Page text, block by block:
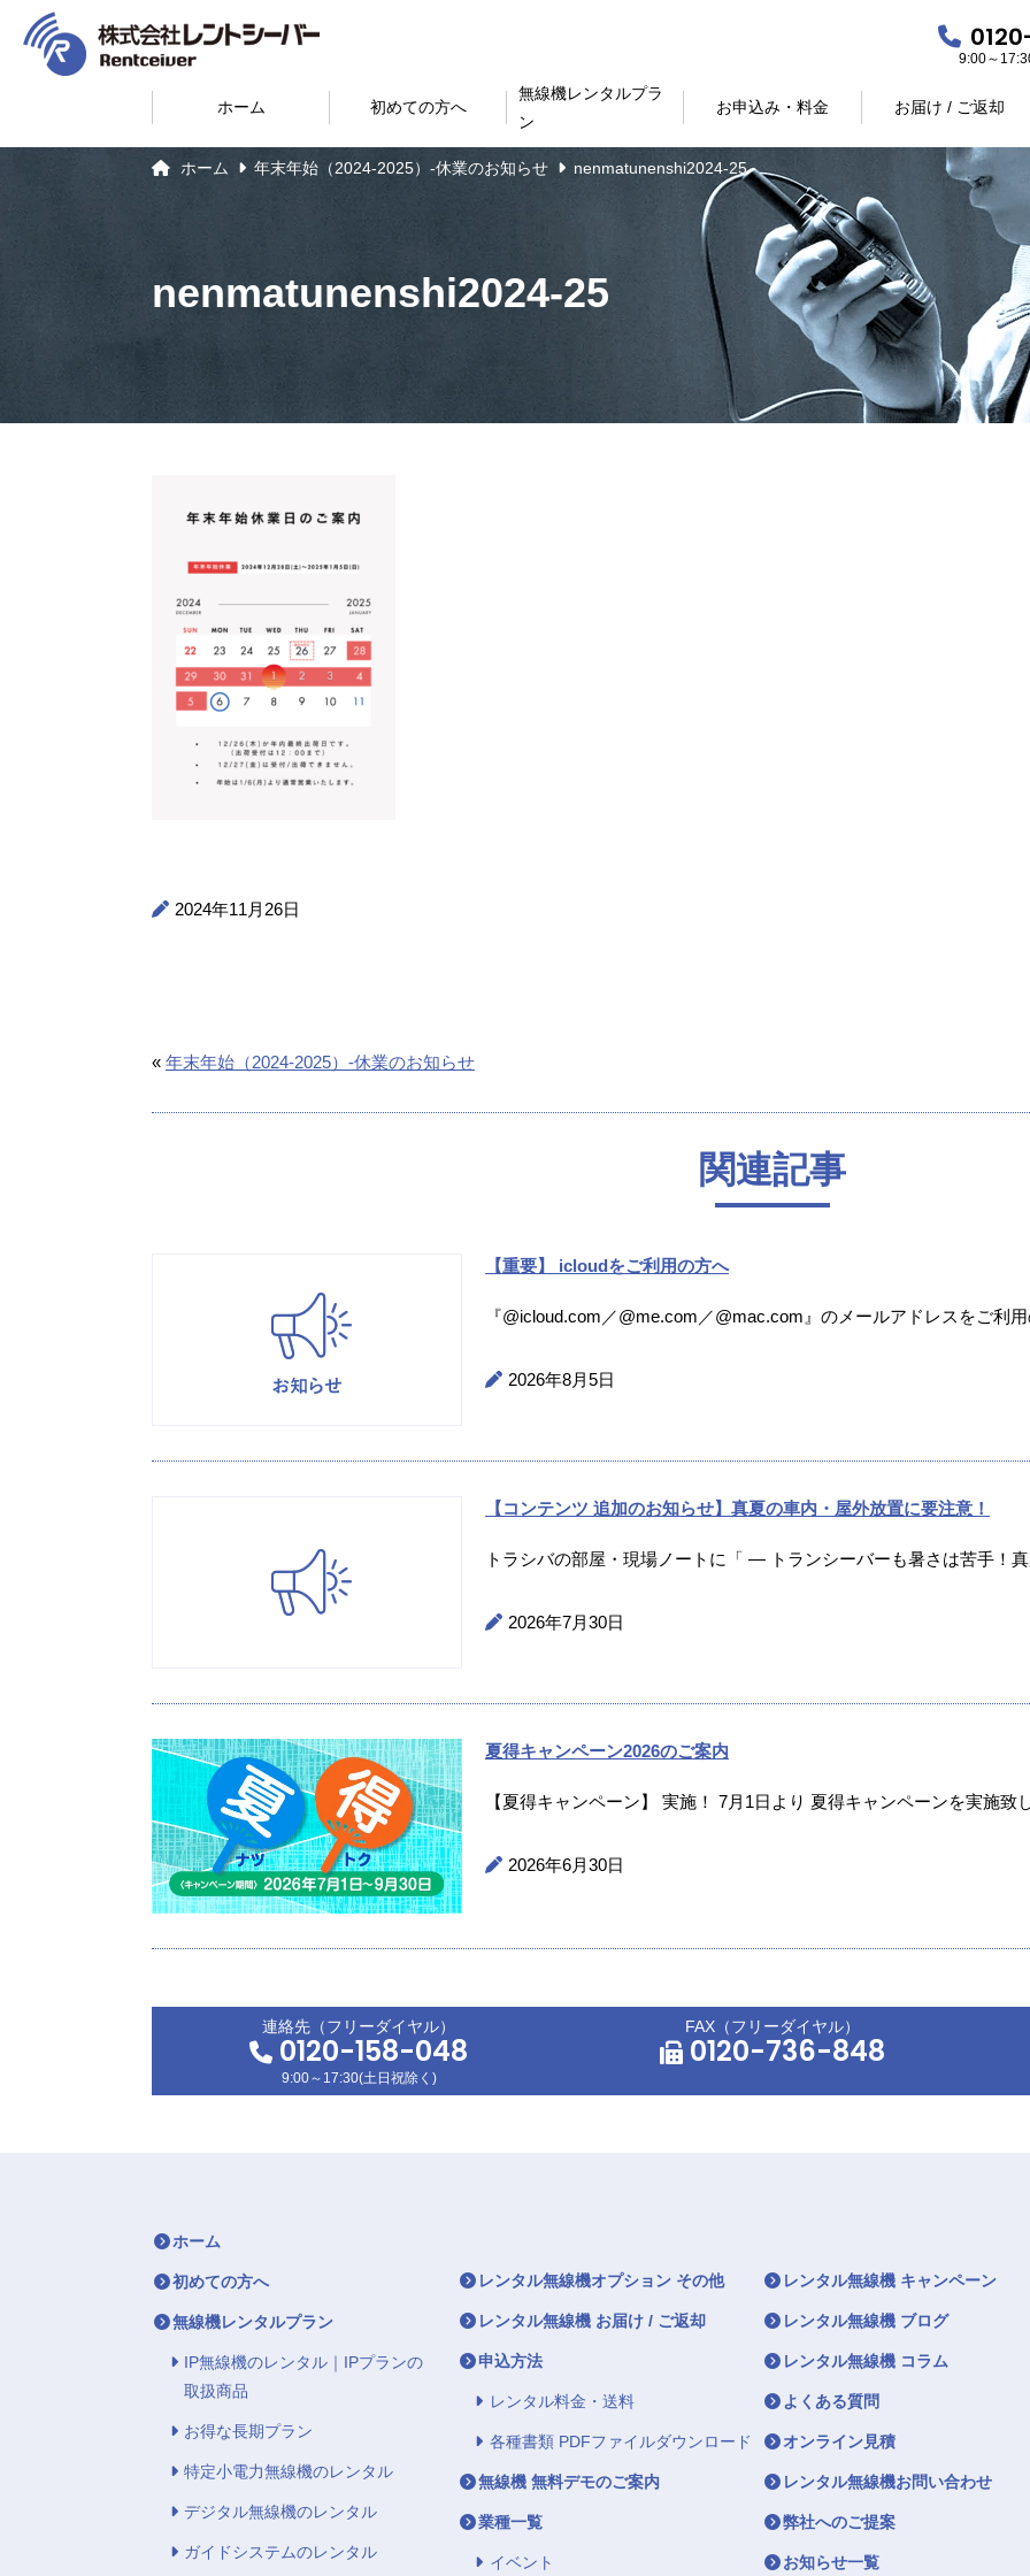
9:00～
ホーム 初めての方へ
無線機レンタルプラ
ン
お申込み・料金 お届け / ご返却
ホーム 年末年始（2024-2025）-休業のお知らせ nenmatunenshi2024-25
nenmatunenshi2024-25
2024年11月26日
« 年末年始（2024-2025）-休業のお知らせ
関連記事
【重要】 icloudをご利用の方へ
『@icloud.com／@me.com／@mac.com』のメールアドレスをご利
2026年8月5日
【コンテンツ 追加のお知らせ】真夏の車内・屋外放置に要注意！
トラシバの部屋・現場ノートに「 ― トランシーバーも暑さは苦手！
2026年7月30日
夏得キャンペーン2026のご案内
【夏得キャンペーン】 実施！ 7月1日より 夏得キャンペーンを実施致
2026年6月30日
連絡先（フリーダイヤル）
0120-158-048
9:00～17:30(土日祝除く)
FAX（フリーダイヤル）
0120-736-848
ホーム
初めての方へ
無線機レンタルプラン
IP無線機のレンタル｜IPプランの
取扱商品
お得な長期プラン
特定小電力無線機のレンタル
デジタル無線機のレンタル
ガイドシステムのレンタル
レンタル無線機オプション その他
レンタル無線機 お届け / ご返却
申込方法
レンタル料金・送料
各種書類 PDFファイルダウンロード
無線機 無料デモのご案内
業種一覧
イベント
レンタル無線機 キャンペーン
レンタル無線機 ブログ
レンタル無線機 コラム
よくある質問
オンライン見積
レンタル無線機お問い合わせ
弊社へのご提案
お知らせ一覧